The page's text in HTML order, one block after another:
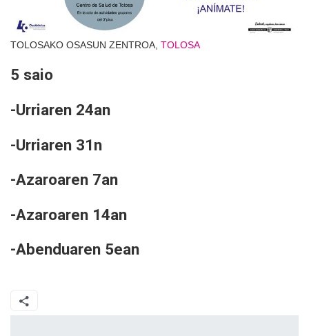
TOLOSAKO OSASUN ZENTROA, TOLOSA
5 saio
-Urriaren 24an
-Urriaren 31n
-Azaroaren 7an
-Azaroaren 14an
-Abenduaren 5ean